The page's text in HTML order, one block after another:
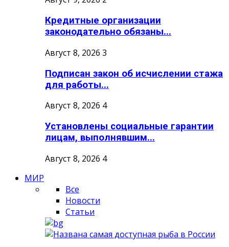
Кредитные организации
законодательно обязаны...
Август 8, 2026 3
Подписан закон об исчислении стажа
для работы...
Август 8, 2026 4
Установлены социальные гарантии
лицам, выполнявшим...
Август 8, 2026 4
МИР
Все
Новости
Статьи